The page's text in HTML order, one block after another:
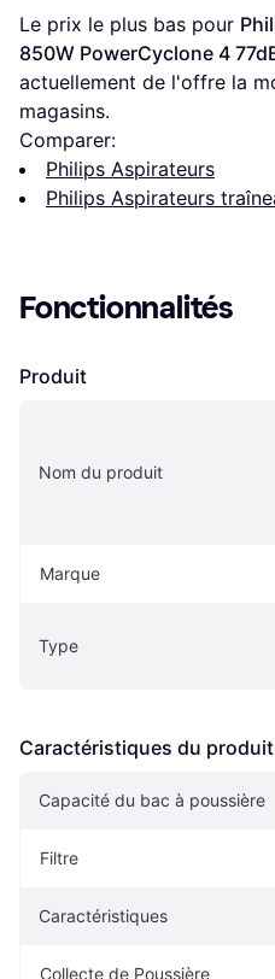
Le prix le plus bas pour
850W PowerCyclone 4
actuellement de l'offre la
magasins.
Comparer:
Philips Aspirateurs
Philips Aspirateurs
Fonctionnalités
Produit
Nom du produit
Marque
Type
Caractéristiques du produit
Capacité du bac à poussière
Filtre
Caractéristiques
Collecte de Poussière